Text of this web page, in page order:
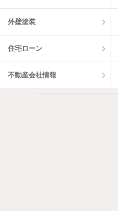
外壁塗装
住宅ローン
不動産会社情報